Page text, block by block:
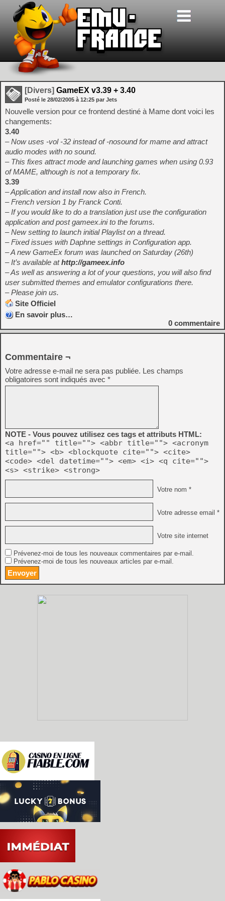
[Divers] GameEX v3.39 + 3.40
Posté le 28/02/2005 à 12:25 par Jets
Nouvelle version pour ce frontend destiné à Mame dont voici les
changements:
3.40
– Now uses -vol -32 instead of -nosound for mame and attract
audio modes with no sound.
– This fixes attract mode and launching games when using 0.93
of MAME, although is not a temporary fix.
3.39
– Application and install now also in French.
– French version 1 by Franck Conti.
– If you would like to do a translation just use the configuration
application and post gameex.ini to the forums.
– New setting to launch initial Playlist on a thread.
– Fixed issues with Daphne settings in Configuration app.
– A new GameEx forum was launched on Saturday (26th)
– It’s available athttp://gameex.info
– As well as answering a lot of your questions, you will also find
user submitted themes and emulator configurations there.
– Please join us.
Site Officiel
En savoir plus…
0 commentaire
Commentaire ¬
Votre adresse e-mail ne sera pas publiée. Les champs
obligatoires sont indiqués avec *
NOTE - Vous pouvez utilisez ces tags et attributs HTML:
<a href="" title=""> <abbr title=""> <acronym
title=""> <b> <blockquote cite=""> <cite>
<code> <del datetime=""> <em> <i> <q cite="">
<s> <strike> <strong>
Votre nom *
Votre adresse email *
Votre site internet
Prévenez-moi de tous les nouveaux commentaires par e-mail.
Prévenez-moi de tous les nouveaux articles par e-mail.